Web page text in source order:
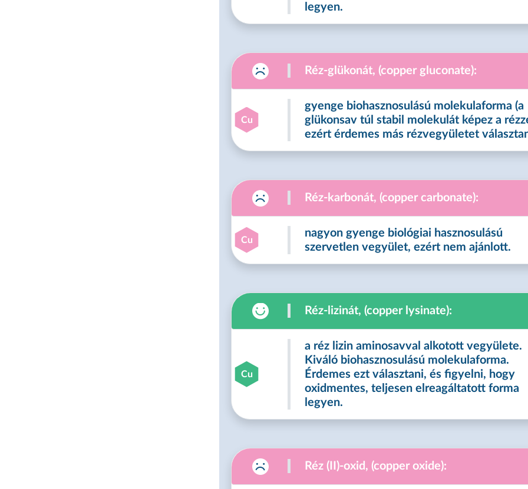
legyen.
Réz-glükonát, (copper gluconate):
Cu
gyenge biohasznosulású molekulaforma (a
glükonsav túl stabil molekulát képez a
ezért érdemes más rézvegyületet
Réz-karbonát, (copper carbonate):
Cu
nagyon gyenge biológiai hasznosulású
szervetlen vegyület, ezért nem ajánlott.
Réz-lizinát, (copper lysinate):
Cu
a réz lizin aminosavval alkotott vegyülete.
Kiváló biohasznosulású molekulaforma.
Érdemes ezt választani, és figyelni, hogy
oxidmentes, teljesen elreagáltatott forma
legyen.
Réz (II)-oxid, (copper oxide):